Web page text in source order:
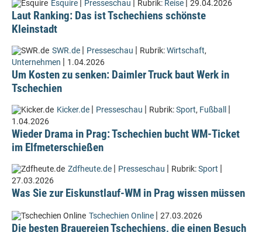
Esquire Presseschau Rubrik: Reise 29.04.2026
Laut Ranking: Das ist Tschechiens schönste
Kleinstadt
SWR.de | Presseschau | Rubrik:Wirtschaft,
Unternehmen | 1.04.2026
Um Kosten zu senken: Daimler Truck baut Werk in
Tschechien
Kicker.de | Presseschau | Rubrik:Sport, Fußball |
1.04.2026
Wieder Drama in Prag: Tschechien bucht WM-Ticket
im Elfmeterschießen
Zdfheute.de | Presseschau | Rubrik:Sport |
27.03.2026
Was Sie zur Eiskunstlauf-WM in Prag wissen müssen
Tschechien Online | 27.03.2026
Die besten Brauereien Tschechiens, die einen Besuch